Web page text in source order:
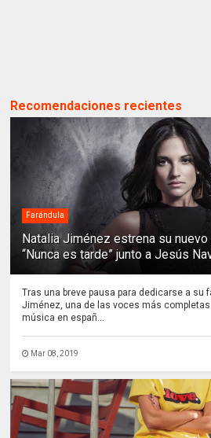
Recomendaciones recientes
Farándula
Natalia Jiménez estrena su
“Nunca es tarde” junto a Jesús
Tras una breve pausa para dedicarse a su
Jiménez, una de las voces más
música en españ...
Mar 08, 2019